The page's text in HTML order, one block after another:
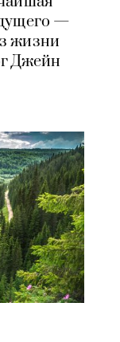
—
жизни
Джейн